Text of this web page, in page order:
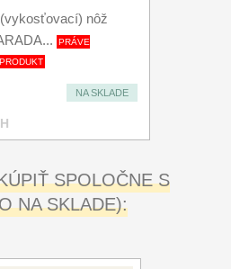
nôž
PRÁVE
NA SKLADE
SPOLOČNE S
NA SKLADE):